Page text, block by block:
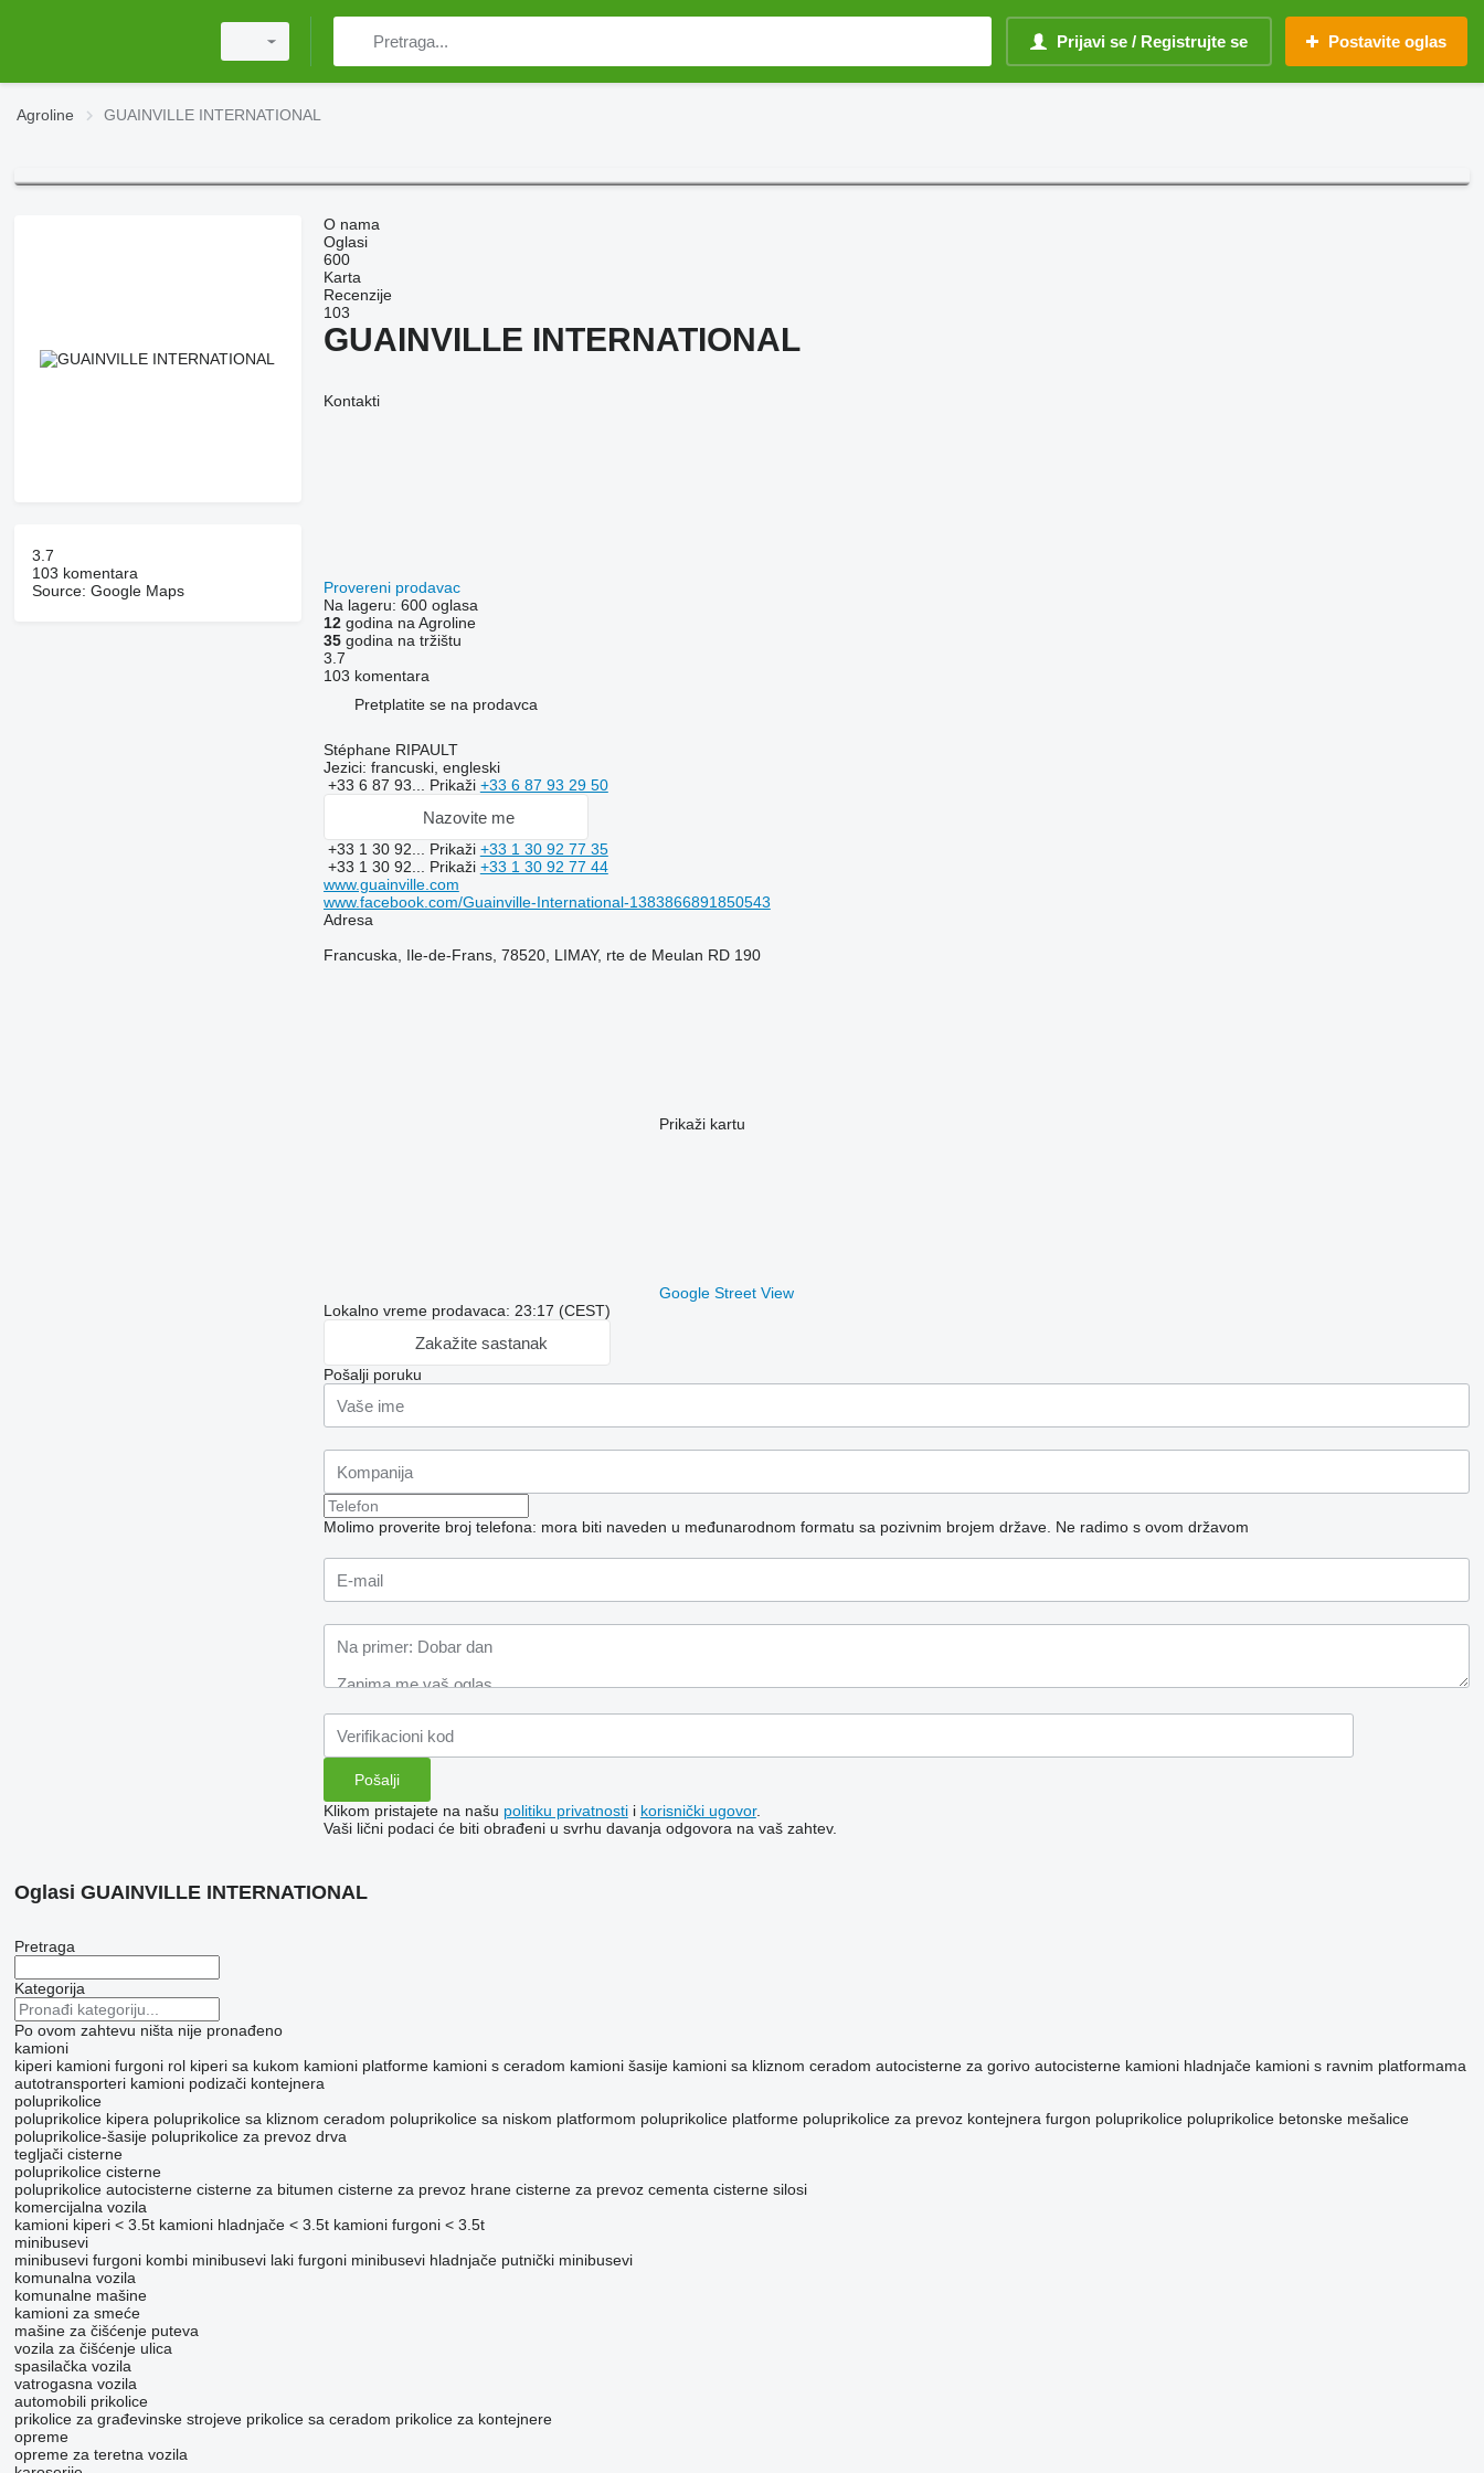
Prijavi se / Registrujte se Postavite oglas
Agroline GUAINVILLE INTERNATIONAL
3.7
103 komentara
Source: Google Maps
O nama
Oglasi
600
Karta
Recenzije
103
GUAINVILLE INTERNATIONAL
Kontakti
Provereni prodavac
Na lageru: 600 oglasa
12godina na Agroline
35godina na tržištu
3.7
103 komentara
Pretplatite se na prodavca
Stéphane RIPAULT
Jezici: francuski, engleski
+33 6 87 93... Prikaži +33 6 87 93 29 50
Nazovite me
+33 1 30 92... Prikaži +33 1 30 92 77 35
+33 1 30 92... Prikaži +33 1 30 92 77 44
www.guainville.com
www.facebook.com/Guainville-International-1383866891850543
Adresa
Francuska, Ile-de-Frans, 78520, LIMAY, rte de Meulan RD 190
Prikaži kartu
Google Street View
Lokalno vreme prodavaca: 23:17 (CEST)
Zakažite sastanak
Pošalji poruku
Molimo proverite broj telefona: mora biti naveden u međunarodnom formatu sa pozivnim brojem države. Ne radimo s ovom državom
Klikom pristajete na našu politiku privatnostii korisnički ugovor.
Vaši lični podaci će biti obrađeni u svrhu davanja odgovora na vaš zahtev.
Oglasi GUAINVILLE INTERNATIONAL
Pretraga
Kategorija
Po ovom zahtevu ništa nije pronađeno
kamioni
kiperi kamioni furgoni rol kiperi sa kukom kamioni platforme kamioni s ceradom kamioni šasije kamioni sa kliznom ceradom autocisterne za gorivo autocisterne kamioni hladnjače kamioni s ravnim platformama
autotransporteri kamioni podizači kontejnera
poluprikolice
poluprikolice kipera poluprikolice sa kliznom ceradom poluprikolice sa niskom platformom poluprikolice platforme poluprikolice za prevoz kontejnera furgon poluprikolice poluprikolice betonske mešalice
poluprikolice-šasije poluprikolice za prevoz drva
tegljači cisterne
poluprikolice cisterne
poluprikolice autocisterne cisterne za bitumen cisterne za prevoz hrane cisterne za prevoz cementa cisterne silosi
komercijalna vozila
kamioni kiperi < 3.5t kamioni hladnjače < 3.5t kamioni furgoni < 3.5t
minibusevi
minibusevi furgoni kombi minibusevi laki furgoni minibusevi hladnjače putnički minibusevi
komunalna vozila
komunalne mašine
kamioni za smeće
mašine za čišćenje puteva
vozila za čišćenje ulica
spasilačka vozila
vatrogasna vozila
automobili prikolice
prikolice za građevinske strojeve prikolice sa ceradom prikolice za kontejnere
opreme
оpremе za teretna vozila